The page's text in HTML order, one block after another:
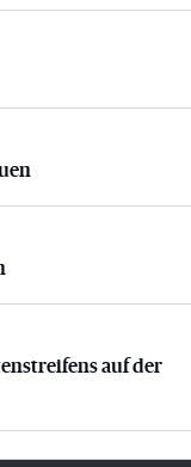
auf der A3
auf der